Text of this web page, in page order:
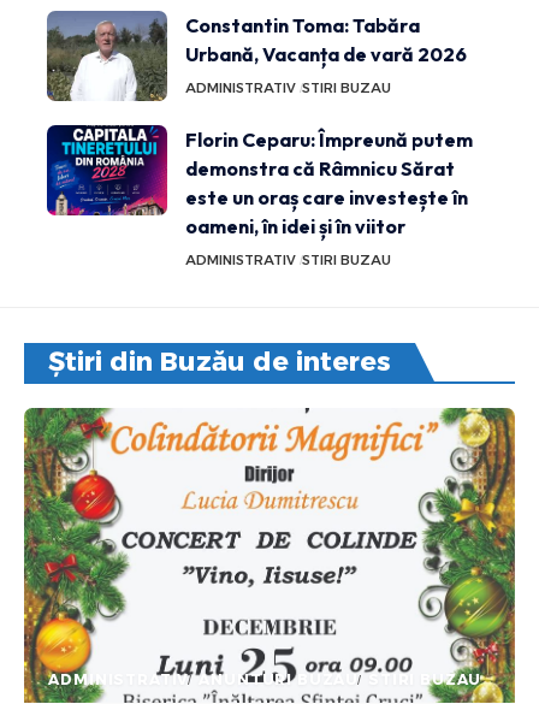
Constantin Toma: Tabăra
Urbană, Vacanța de vară 2026
ADMINISTRATIV STIRI BUZAU
Florin Ceparu: Împreună putem
demonstra că Râmnicu Sărat
este un oraș care investește în
oameni, în idei și în viitor
ADMINISTRATIV STIRI BUZAU
Știri din Buzău de interes
ADMINISTRATIV ANUNTURI BUZAU STIRI BUZAU